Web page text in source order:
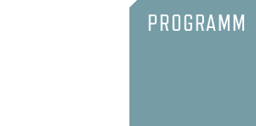
PROGRAMM